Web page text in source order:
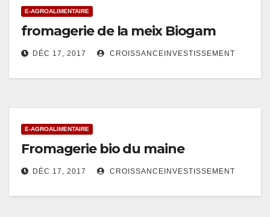
E-AGROALIMENTAIRE
fromagerie de la meix Biogam
DÉC 17, 2017 CROISSANCEINVESTISSEMENT
E-AGROALIMENTAIRE
Fromagerie bio du maine
DÉC 17, 2017 CROISSANCEINVESTISSEMENT